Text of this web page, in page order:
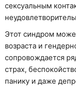
Рассказать новость
сексуальным
Этот синдром
возраста и
сопровождается
страх,
панику и даже